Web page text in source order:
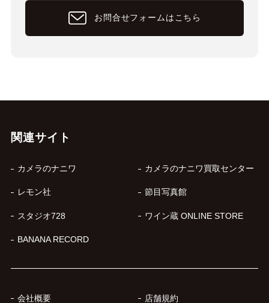
お問合せフォームはこちら
関連サイト
カメラのナニワ カメラのナニワ買取センター
レモン社 節目写真館
スタジオ728 ワイン蔵 ONLINE STORE
BANANA RECORD
会社概要 店舗規約